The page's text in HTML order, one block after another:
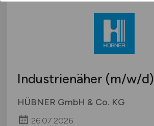
Industrienäher (m/w/d)
HÜBNER GmbH & Co. KG
26.07.2026